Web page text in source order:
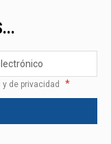
de privacidad *